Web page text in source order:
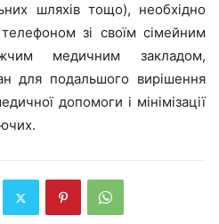
шляхів тощо), необхідно
телефоном зі своїм сімейним
медичним закладом,
для подальшого вирішення
допомоги і мінімізації